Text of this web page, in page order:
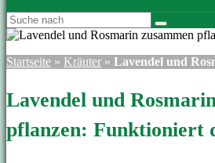
Startseite » Kräuter » Lavendel und
Lavendel und
pflanzen: Funktioniert